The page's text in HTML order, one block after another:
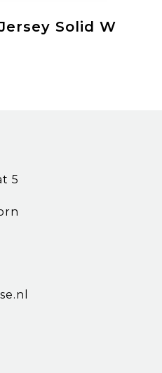
Solid W
5